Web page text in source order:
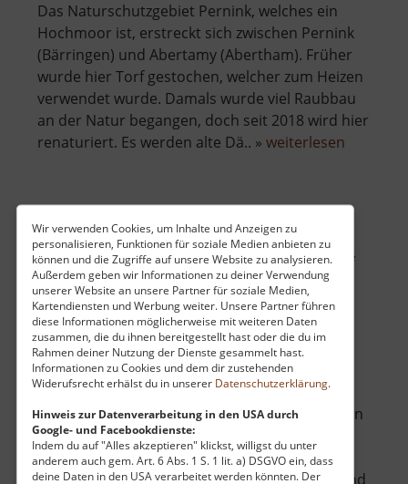
Wir verwenden Cookies, um Inhalte und Anzeigen zu
personalisieren, Funktionen für soziale Medien anbieten zu
können und die Zugriffe auf unsere Website zu analysieren.
Außerdem geben wir Informationen zu deiner Verwendung
unserer Website an unsere Partner für soziale Medien,
Kartendiensten und Werbung weiter. Unsere Partner führen
diese Informationen möglicherweise mit weiteren Daten
zusammen, die du ihnen bereitgestellt hast oder die du im
Rahmen deiner Nutzung der Dienste gesammelt hast.
Informationen zu Cookies und dem dir zustehenden
Widerufsrecht erhälst du in unserer Datenschutzerklärung.
Hinweis zur Datenverarbeitung in den USA durch
Google- und Facebookdienste:
Indem du auf "Alles akzeptieren" klickst, willigst du unter
anderem auch gem. Art. 6 Abs. 1 S. 1 lit. a) DSGVO ein, dass
deine Daten in den USA verarbeitet werden könnten. Der
Das Naturschutzgebiet Pernink, welches ein
Hochmoor ist, erstreckt sich zwischen Pernink
(Bärringen) und Abertamy (Abertham). Früher
wurde hier Torf gestochen, welcher zum Heizen
verwendet wurde. Damals wurde viel Raubbau
an der Natur begangen, doch seit 2018 wird hier
renaturiert. Es werden alte Dä.. » weiterlesen
Neuschönburg / Schönburg
Hrad Nový Šumburk / Šumburk / Böhmisches Erzgebirge
aktuell vom 01.10.2024 / Zugriffe: 23755
28 km vom aktuellen Standort
Schon von der Egertalstraße aus sieht man den
Burgberg. Auf dem 541 Meter hohen Šumna
befinden sich die Ruinen der Burg
Neuschönburg. Der Aufstieg ist romantisch und